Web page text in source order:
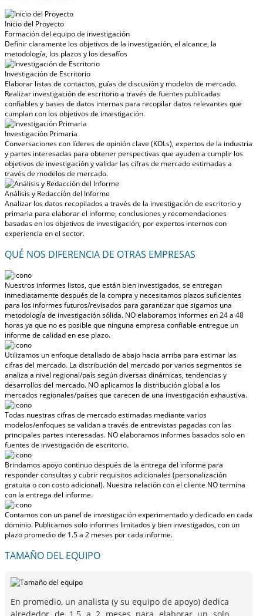
Inicio del Proyecto
Formación del equipo de investigación
Definir claramente los objetivos de la investigación, el alcance, la
metodología, los plazos y los desafíos
Investigación de Escritorio
Elaborar listas de contactos, guías de discusión y modelos de mercado.
Realizar investigación de escritorio a través de fuentes publicadas
confiables y bases de datos internas para recopilar datos relevantes que
cumplan con los objetivos de investigación.
Investigación Primaria
Conversaciones con líderes de opinión clave (KOLs), expertos de la industria
y partes interesadas para obtener perspectivas que ayuden a cumplir los
objetivos de investigación y validar las cifras de mercado estimadas a
través de modelos de mercado.
Análisis y Redacción del Informe
Analizar los datos recopilados a través de la investigación de escritorio y
primaria para elaborar el informe, conclusiones y recomendaciones
basadas en los objetivos de investigación, por expertos internos con
experiencia en el sector.
QUÉ NOS DIFERENCIA DE OTRAS EMPRESAS
Nuestros informes listos, que están bien investigados, se entregan
inmediatamente después de la compra y necesitamos plazos suficientes
para los informes futuros/revisados para garantizar que sigamos una
metodología de investigación sólida. NO elaboramos informes en 24 a 48
horasya que no es posible que ninguna empresa confiable entregue un
informe de calidad en ese plazo.
Utilizamos un enfoque detallado de abajo hacia arriba para estimar las
cifras del mercado. La distribución del mercado por varios segmentos se
analiza a nivel regional/país según diversas dinámicas, tendencias y
desarrollos del mercado. NO aplicamos la distribución global a los
mercados regionales/paísesque carecen de una investigación exhaustiva.
Todas nuestras cifras de mercado estimadas mediante varios
modelos/enfoques se validan a través de entrevistas pagadas con las
principales partes interesadas. NO elaboramos informes basados solo en
fuentes de investigación de escritorio.
Brindamos apoyo continuo después de la entrega del informe para
responder consultas y cubrir requisitos adicionales (personalización
gratuita o con costo adicional). Nuestra relación con el cliente NO termina
con la entrega del informe.
Contamos con un panel de investigación experimentado y dedicado en cada
dominio. Publicamos solo informes limitados y bien investigados, con un
plazo promedio de 1.5 a 2 meses por cada informe.
TAMAÑO DEL EQUIPO
En promedio, un analista (y su equipo de apoyo) dedica